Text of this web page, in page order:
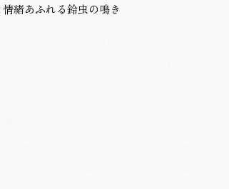
緒あふれる鈴虫の鳴き